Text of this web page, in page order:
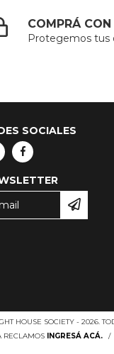
COMPRÁ
Protegemos tus
SOCIALES
HOUSE SOCIETY - 2026.
RECLAMOS INGRESÁ ACÁ. /